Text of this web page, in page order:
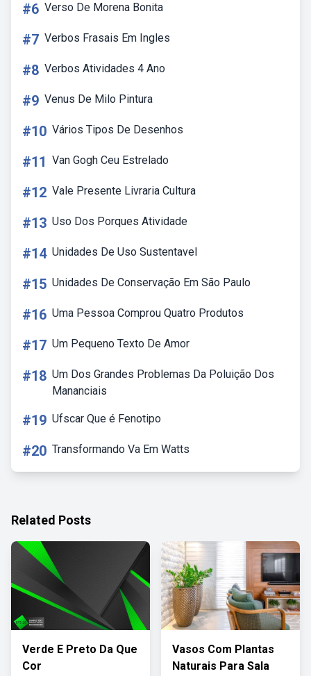
#6 Verso De Morena Bonita
#7 Verbos Frasais Em Ingles
#8 Verbos Atividades 4 Ano
#9 Venus De Milo Pintura
#10 Vários Tipos De Desenhos
#11 Van Gogh Ceu Estrelado
#12 Vale Presente Livraria Cultura
#13 Uso Dos Porques Atividade
#14 Unidades De Uso Sustentavel
#15 Unidades De Conservação Em São Paulo
#16 Uma Pessoa Comprou Quatro Produtos
#17 Um Pequeno Texto De Amor
#18 Um Dos Grandes Problemas Da Poluição Dos
Mananciais
#19 Ufscar Que é Fenotipo
#20 Transformando Va Em Watts
Related Posts
Verde E Preto Da Que
Cor
Vasos Com Plantas
Naturais Para Sala